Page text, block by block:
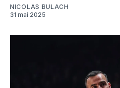
NICOLAS BULACH
31 mai 2025